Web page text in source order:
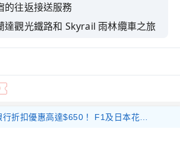
的往返接送服務
達觀光鐵路和 Skyrail 雨林纜車之旅
之旅，透過陸地和水路探索熱帶雨林